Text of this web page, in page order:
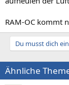
RAM-OC kommt
Du musst dich
Ähnliche